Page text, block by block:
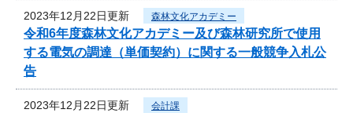
2023年12月22日更新 森林文化アカデミー
令和6年度森林文化アカデミー及び森林研究所で使用
する電気の調達（単価契約）に関する一般競争入札公
告
2023年12月22日更新 会計課